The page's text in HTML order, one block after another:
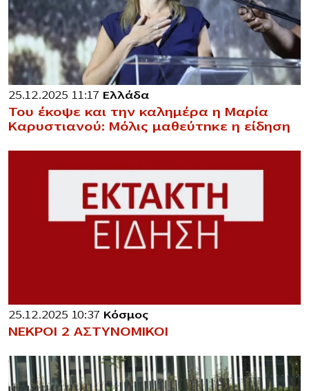
25.12.2025 11:17 Ελλάδα
Του έκοψε και την καλημέρα η Μαρία
Καρυστιανού: Μόλις μαθεύτnκε η είδηση
25.12.2025 10:37 Κόσμος
ΝΕΚΡΟΙ 2 ΑΣΤΥΝΟΜΙΚΟΙ